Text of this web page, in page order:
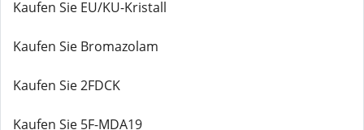
Kaufen Sie EU/KU-Kristall
Kaufen Sie Bromazolam
Kaufen Sie 2FDCK
Kaufen Sie 5F-MDA19